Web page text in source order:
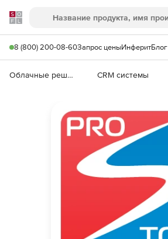
Softline
Поиск
8 (800) 200-08-60Запрос ценыИнферитБлог
Облачные решения (SaaS) CRM системы